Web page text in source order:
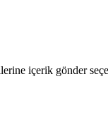
içerik gönder